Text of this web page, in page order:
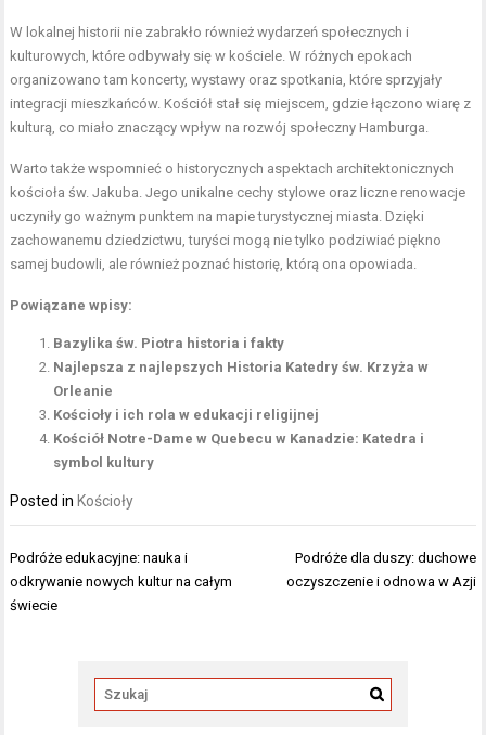
W lokalnej historii nie zabrakło również wydarzeń społecznych i
kulturowych, które odbywały się w kościele. W różnych epokach
organizowano tam koncerty, wystawy oraz spotkania, które sprzyjały
integracji mieszkańców. Kościół stał się miejscem, gdzie łączono wiarę z
kulturą, co miało znaczący wpływ na rozwój społeczny Hamburga.
Warto także wspomnieć o historycznych aspektach architektonicznych
kościoła św. Jakuba. Jego unikalne cechy stylowe oraz liczne renowacje
uczyniły go ważnym punktem na mapie turystycznej miasta. Dzięki
zachowanemu dziedzictwu, turyści mogą nie tylko podziwiać piękno
samej budowli, ale również poznać historię, którą ona opowiada.
Powiązane wpisy:
Bazylika św. Piotra historia i fakty
Najlepsza z najlepszych Historia Katedry św. Krzyża w
Orleanie
Kościoły i ich rola w edukacji religijnej
Kościół Notre-Dame w Quebecu w Kanadzie: Katedra i
symbol kultury
Posted in Kościoły
Nawigacja
wpisu
Podróże edukacyjne: nauka i
odkrywanie nowych kultur na całym
świecie
Podróże dla duszy: duchowe
oczyszczenie i odnowa w Azji